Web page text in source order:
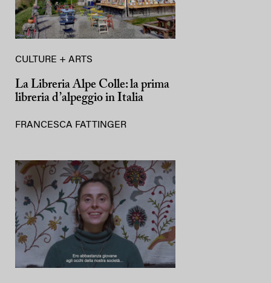
CULTURE + ARTS
La Libreria Alpe Colle: la prima
libreria d’alpeggio in Italia
FRANCESCA FATTINGER